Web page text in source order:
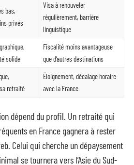
bas,
privés
Visa à renouveler
régulièrement, barrière
linguistique
solide
Fiscalité moins avantageuse
que d’autres destinations
retraité
Éloignement, décalage horaire
avec la France
dépend du profil. Un retraité qui
en France gagnera à rester
Celui qui cherche un dépaysement
se tournera vers l’Asie du Sud-